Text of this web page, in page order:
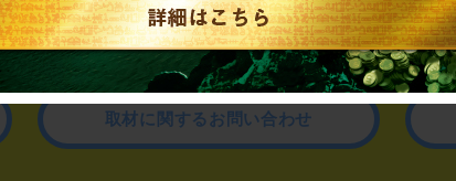
▼企業／法人の方はこちら
取材に関するお問い合わせ